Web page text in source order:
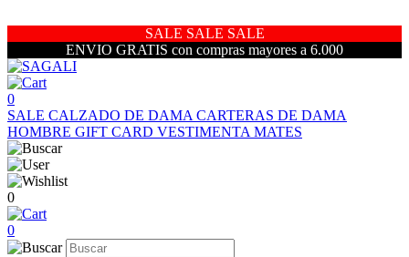
SALE SALE SALE
ENVIO GRATIS con compras mayores a 6.000
0
SALE CALZADO DE DAMA CARTERAS DE DAMA
HOMBRE GIFT CARD VESTIMENTA MATES
0
0